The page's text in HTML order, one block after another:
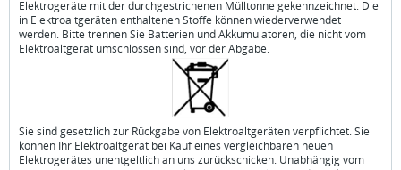
Elektrogeräte mit der durchgestrichenen Mülltonne gekennzeichnet. Die
in Elektroaltgeräten enthaltenen Stoffe können wiederverwendet
werden. Bitte trennen Sie Batterien und Akkumulatoren, die nicht vom
Elektroaltgerät umschlossen sind, vor der Abgabe.
Sie sind gesetzlich zur Rückgabe von Elektroaltgeräten verpflichtet. Sie
können Ihr Elektroaltgerät bei Kauf eines vergleichbaren neuen
Elektrogerätes unentgeltlich an uns zurückschicken. Unabhängig vom